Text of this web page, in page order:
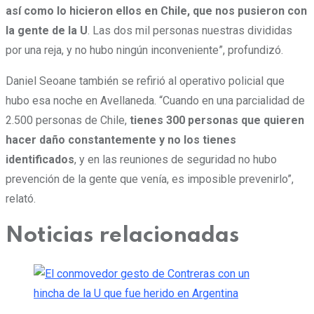
así como lo hicieron ellos en Chile, que nos pusieron con
la gente de la U . Las dos mil personas nuestras divididas
por una reja, y no hubo ningún inconveniente”, profundizó.
Daniel Seoane también se refirió al operativo policial que
hubo esa noche en Avellaneda. “Cuando en una parcialidad de
2.500 personas de Chile, tienes 300 personas que quieren
hacer daño constantemente y no los tienes
identificados, y en las reuniones de seguridad no hubo
prevención de la gente que venía, es imposible prevenirlo”,
relató.
Noticias relacionadas